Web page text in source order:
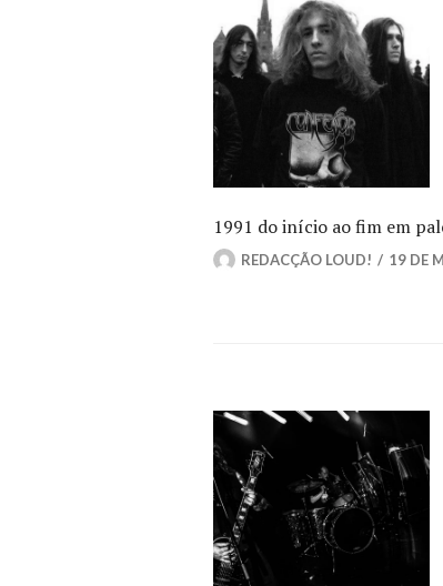
1991 do início ao fim em
REDACÇÃO LOUD! 19 DE